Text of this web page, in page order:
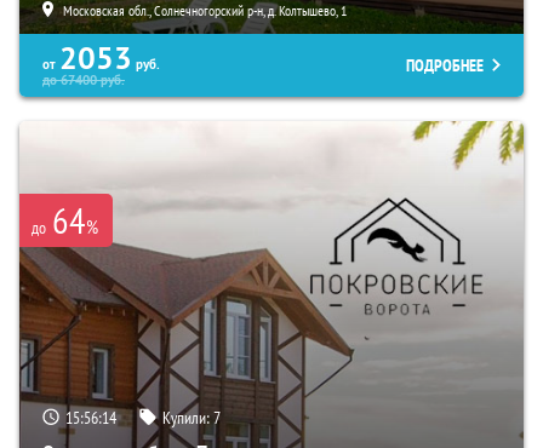
Московская обл., Солнечногорский р-н, д. Колтышево, 1
от 2053 руб.
до67400руб.
ПОДРОБНЕЕ
до 64%
15:56:13 Купили:7